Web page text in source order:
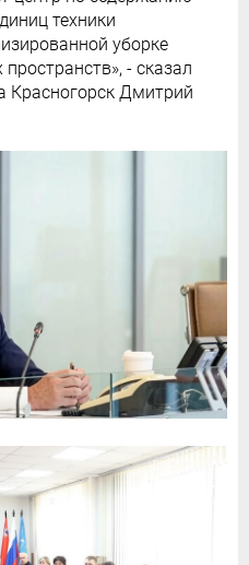
техники
уборке
- сказал
Красногорск Дмитрий